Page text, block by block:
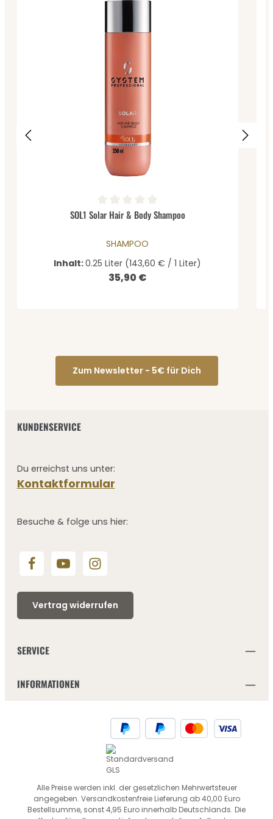
Durchschnittliche Bewertung von 0 von 5 Sternen
SOL1 Solar Hair & Body Shampoo
SHAMPOO
Inhalt:0.25 Liter (143,60 € / 1 Liter)
Regulärer Preis:
35,90 €
Zum Newsletter - 5€ für Dich
KUNDENSERVICE
Du erreichst uns unter:
Kontaktformular
Besuche & folge uns hier:
Vertrag widerrufen
SERVICE
INFORMATIONEN
Alle Preise werden inkl. der gesetzlichen Mehrwertsteuer
angegeben. Versandkostenfreie Lieferung ab 40,00 Euro
Bestellsumme, sonst 4,95 Euro innerhalb Deutschlands. Die